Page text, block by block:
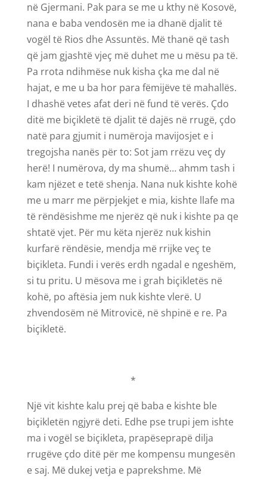
në Gjermani. Pak para se me u kthy në Kosovë,
nana e baba vendosën me ia dhanë djalit të
vogël të Rios dhe Assuntës. Më thanë që tash
që jam gjashtë vjeç më duhet me u mësu pa të.
Pa rrota ndihmëse nuk kisha çka me dal në
hajat, e me u ba hor para fëmijëve të mahallës.
I dhashë vetes afat deri në fund të verës. Çdo
ditë me biçikletë të djalit të dajës në rrugë, çdo
natë para gjumit i numëroja mavijosjet e i
tregojsha nanës për to: Sot jam rrëzu veç dy
herë! I numërova, dy ma shumë… ahmm tash i
kam njëzet e tetë shenja. Nana nuk kishte kohë
me u marr me përpjekjet e mia, kishte llafe ma
të rëndësishme me njerëz që nuk i kishte pa qe
shtatë vjet. Për mu këta njerëz nuk kishin
kurfarë rëndësie, mendja më rrijke veç te
biçikleta. Fundi i verës erdh ngadal e ngeshëm,
si tu pritu. U mësova me i grah biçikletës në
kohë, po aftësia jem nuk kishte vlerë. U
zhvendosëm në Mitrovicë, në shpinë e re. Pa
biçikletë.
*
Një vit kishte kalu prej që baba e kishte ble
biçikletën ngjyrë deti. Edhe pse trupi jem ishte
ma i vogël se biçikleta, prapëseprapë dilja
rrugëve çdo ditë për me kompensu mungesën
e saj. Më dukej vetja e paprekshme. Më